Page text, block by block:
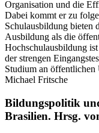
Organisation und die
Dabei kommt er zu
Schulausbildung bieten
Ausbildung als die
Hochschulausbildung
der strengen
Studium an öffentlichen
Michael Fritsche
Bildungspolitik
Brasilien. Hrsg.